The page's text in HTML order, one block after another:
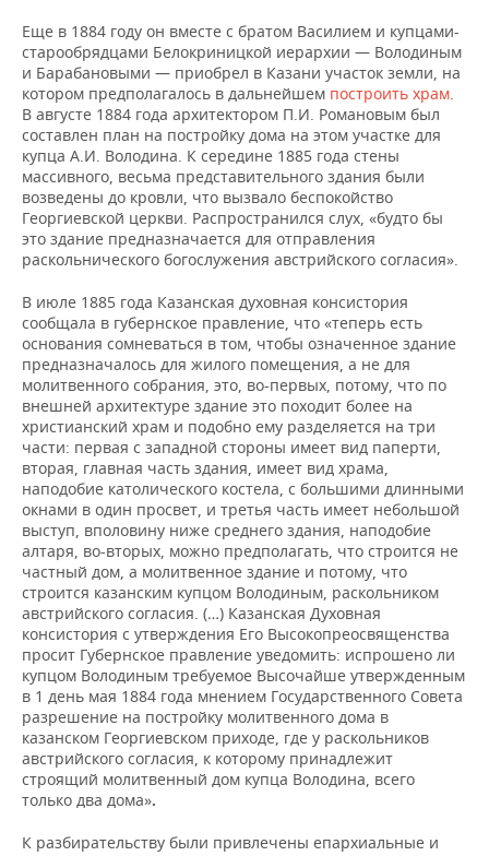
Еще в 1884 году он вместе с братом Василием и купцами-
старообрядцами Белокриницкой иерархии — Володиным
и Барабановыми — приобрел в Казани участок земли, на
котором предполагалось в дальнейшем построить храм.
В августе 1884 года архитектором П.И. Романовым был
составлен план на постройку дома на этом участке для
купца А.И. Володина. К середине 1885 года стены
массивного, весьма представительного здания были
возведены до кровли, что вызвало беспокойство
Георгиевской церкви. Распространился слух, «будто бы
это здание предназначается для отправления
раскольнического богослужения австрийского согласия».
В июле 1885 года Казанская духовная консистория
сообщала в губернское правление, что «теперь есть
основания сомневаться в том, чтобы означенное здание
предназначалось для жилого помещения, а не для
молитвенного собрания, это, во-первых, потому, что по
внешней архитектуре здание это походит более на
христианский храм и подобно ему разделяется на три
части: первая с западной стороны имеет вид паперти,
вторая, главная часть здания, имеет вид храма,
наподобие католического костела, с большими длинными
окнами в один просвет, и третья часть имеет небольшой
выступ, вполовину ниже среднего здания, наподобие
алтаря, во-вторых, можно предполагать, что строится не
частный дом, а молитвенное здание и потому, что
строится казанским купцом Володиным, раскольником
австрийского согласия. (…) Казанская Духовная
консистория с утверждения Его Высокопреосвященства
просит Губернское правление уведомить: испрошено ли
купцом Володиным требуемое Высочайше утвержденным
в 1 день мая 1884 года мнением Государственного Совета
разрешение на постройку молитвенного дома в
казанском Георгиевском приходе, где у раскольников
австрийского согласия, к которому принадлежит
строящий молитвенный дом купца Володина, всего
только два дома».
К разбирательству были привлечены епархиальные и